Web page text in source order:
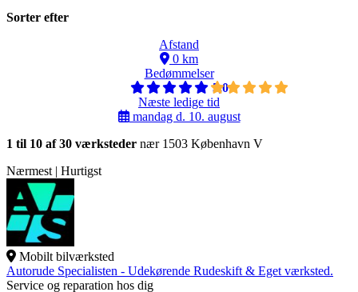
Sorter efter
Afstand
0 km
Bedømmelser
5,0
Næste ledige tid
mandag d. 10. august
1 til 10 af 30 værksteder nær 1503 København V
Nærmest | Hurtigst
Mobilt bilværksted
Autorude Specialisten - Udekørende Rudeskift & Eget værksted.
Service og reparation hos dig